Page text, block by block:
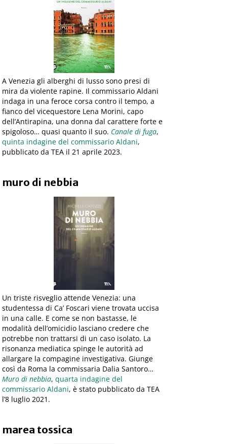
A Venezia gli alberghi di lusso sono presi di
mira da violente rapine. Il commissario Aldani
indaga in una feroce corsa contro il tempo, a
fianco del vicequestore Lena Morini, capo
dell’Antirapina, una donna dal carattere forte e
spigoloso… quasi quanto il suo. Canale di fuga,
quinta indagine del commissario Aldani,
pubblicato da TEA il 21 aprile 2023.
muro di nebbia
Un triste risveglio attende Venezia: una
studentessa di Ca’ Foscari viene trovata uccisa
in una calle. E come se non bastasse, le
modalità dell’omicidio lasciano credere che
potrebbe non trattarsi di un caso isolato. La
risonanza mediatica spinge le autorità ad
allargare la compagine investigativa. Giunge
così da Roma la commissaria Dalia Santoro…
Muro di nebbia, quarta indagine del
commissario Aldani, è stato pubblicato da TEA
l’8 luglio 2021.
marea tossica